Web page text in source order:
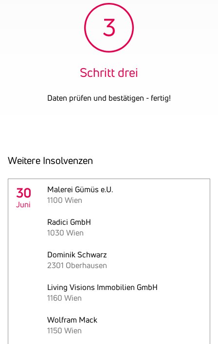
Schritt drei
Daten prüfen und bestätigen - fertig!
Weitere Insol­venzen
30
Juni
Malerei Gümüs e.U.
1100 Wien
Radici GmbH
1030 Wien
Dominik Schwarz
2301 Oberhausen
Living Visions Immobilien GmbH
1160 Wien
Wolfram Mack
1150 Wien